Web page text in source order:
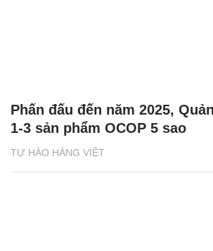
TỰ HÀO HÀNG VIỆT
Phấn đấu đến năm 2025,
1-3 sản phẩm OCOP 5 sao